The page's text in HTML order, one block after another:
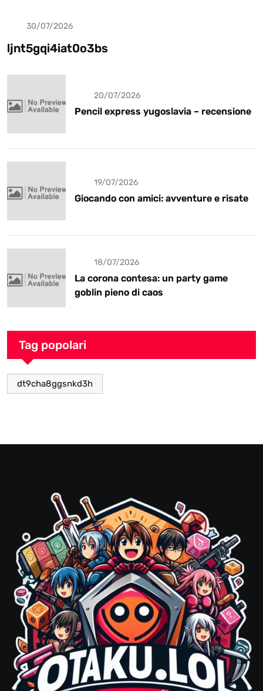
Uncategorized
30/07/2026
ljnt5gqi4iat0o3bs
20/07/2026
Pencil express yugoslavia – recensione
19/07/2026
Giocando con amici: avventure e risate
18/07/2026
La corona contesa: un party game
goblin pieno di caos
Tag popolari
dt9cha8ggsnkd3h